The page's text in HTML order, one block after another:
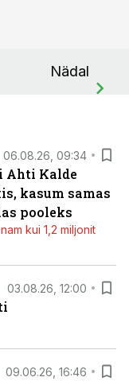
Nädal
06.08.26, 09:34
Ahti Kalde
kasum samas
pooleks
kui 1,2 miljonit
03.08.26, 12:00
09.06.26, 16:46